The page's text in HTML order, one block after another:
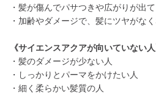
・髪が傷んでパサつきや広がりが出
・加齢やダメージで、髪にツヤがな
《サイエンスアクアが向いていない人
・髪のダメージが少ない人
・しっかりとパーマをかけたい人
・細く柔らかい髪質の人